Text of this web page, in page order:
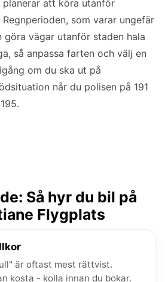
planerar att köra utanför
som varar ungefär
göra vägar utanför staden hala
så anpassa farten och välj en
om du ska ut på
når du polisen på 191
Så hyr du bil på
Flygplats
är oftast mest rättvist.
kosta - kolla innan du bokar.